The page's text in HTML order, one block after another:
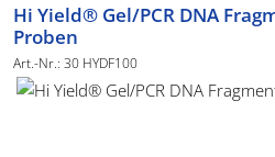
Hi Yield® Gel/PCR DNA
Proben
Art.-Nr.: 30 HYDF100